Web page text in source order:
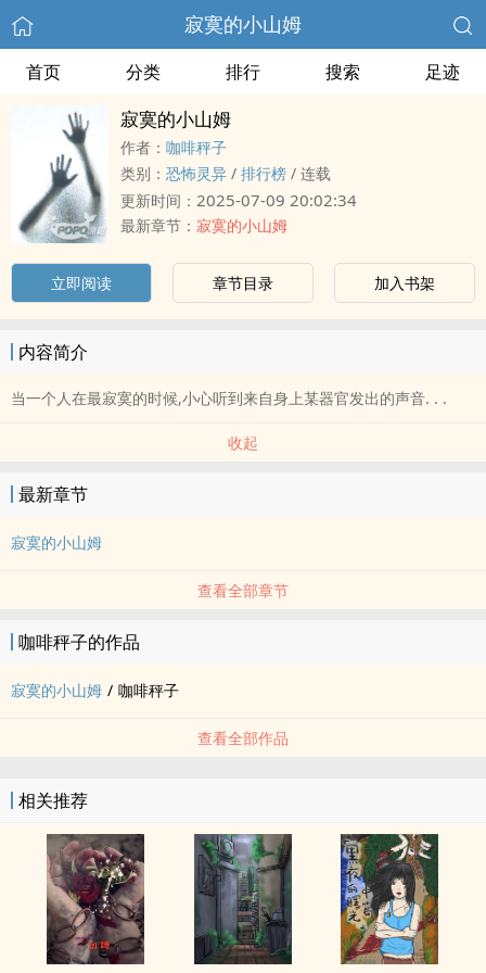
寂寞的小山姆
首页 分类 排行 搜索 足迹
寂寞的小山姆
作者： 咖啡秤子
类别： 恐怖灵异 / 排行榜 / 连载
更新时间： 2025-07-09 20:02:34
最新章节： 寂寞的小山姆
立即阅读 章节目录 加入书架
内容简介
当一个人在最寂寞的时候,小心听到来自身上某器官发出的声音. . .
收起
最新章节
寂寞的小山姆
查看全部章节
咖啡秤子的作品
寂寞的小山姆 / 咖啡秤子
查看全部作品
相关推荐